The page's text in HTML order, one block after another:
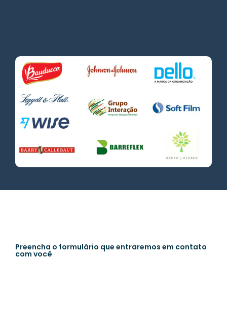
Preencha o formulário que entraremos em contato
com você